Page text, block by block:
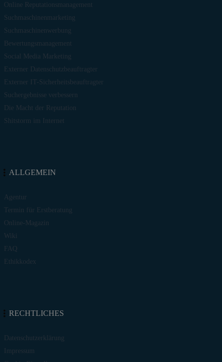
Online Reputationsmanagement
Suchmaschinenmarketing
Suchmaschinenwerbung
Bewertungsmanagement
Social Media Marketing
Externer Datenschutzbeauftragter
Externer IT-Sicherheitsbeauftragter
Suchergebnisse verbessern
Die Macht der Reputation
Shitstorm im Internet
ALLGEMEIN
Agentur
Termin für Erstberatung
Online-Magazin
Wiki
FAQ
Ethikkodex
RECHTLICHES
Datenschutzerklärung
Impressum